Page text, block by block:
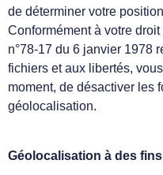
de déterminer votre
Conformément à votre
n°78-17 du 6 janvier 1978
fichiers et aux libertés,
moment, de désactiver les
géolocalisation.
Géolocalisation à des